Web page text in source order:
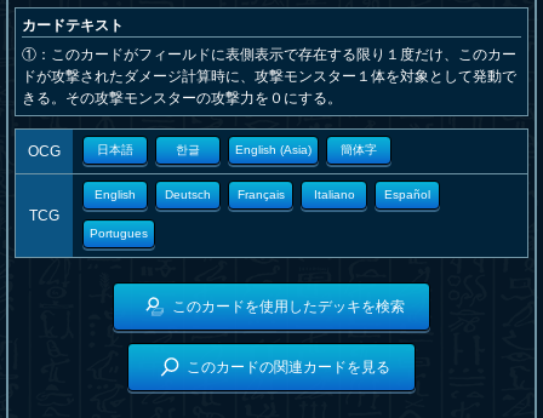
カードテキスト
①：このカードがフィールドに表側表示で存在する限り１度だけ、このカー
ドが攻撃されたダメージ計算時に、攻撃モンスター１体を対象として発動で
きる。その攻撃モンスターの攻撃力を０にする。
OCG 日本語 한글 English (Asia) 簡体字
TCG
English Deutsch Français Italiano Español
Portugues
このカードを使用したデッキを検索
このカードの関連カードを見る